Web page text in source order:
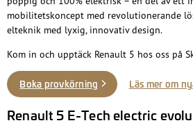
mobilitetskoncept med revolutionerande
elteknik med lyxig, innovativ design.
Kom in och upptäck Renault 5 hos oss på
Boka provkörning Läs mer om
Renault 5 E-Tech electric